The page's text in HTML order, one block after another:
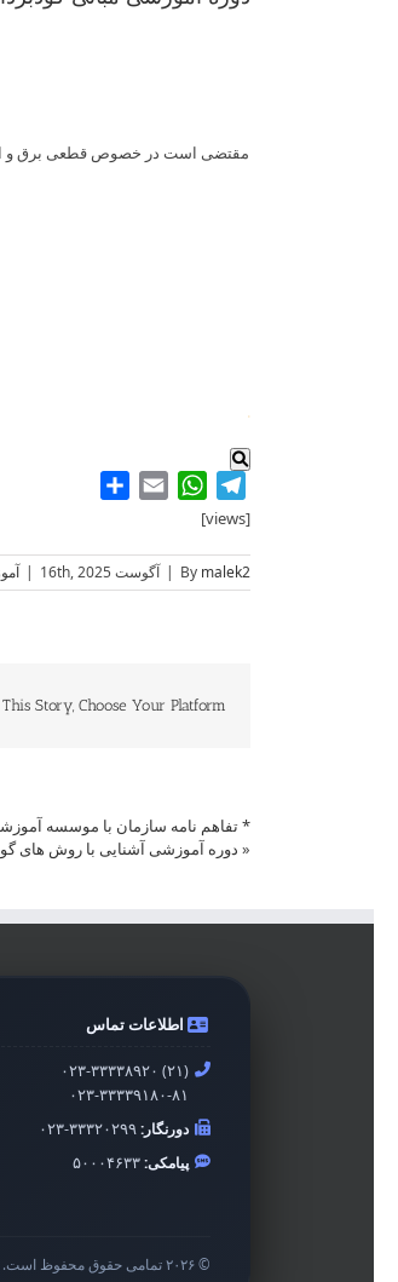
.
Telegram
WhatsApp
Email
[views]
By malek2
| آگوست 16th, 2025 |
Story, Choose Your Platform!
* تفاهم نامه سازمان با موسسه
« دوره آموزشی آشنایی با روش های
اطلاعات تماس
۰۲۳-۳۳۳۳۸۹۲۰ (۲۱)
۰۲۳-۳۳۳۳۹۱۸۰-۸۱
دورنگار:۰۲۳-۳۳۳۲۰۲۹۹
پیامکی:۵۰۰۰۴۶۳۳
© ۲۰۲۶ تمامی حقوق محفوظ است.